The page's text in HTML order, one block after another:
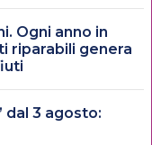
Ogni anno in
riparabili genera
dal 3 agosto: